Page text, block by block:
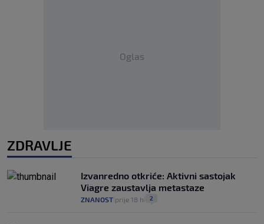
Oglas
ZDRAVLJE
Izvanredno otkriće: Aktivni sastojak
Viagre zaustavlja metastaze
ZNANOST prije 18 h 2